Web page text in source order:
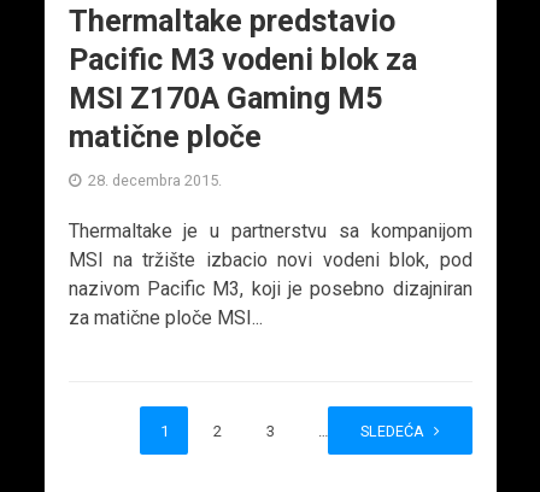
Thermaltake predstavio
Pacific M3 vodeni blok za
MSI Z170A Gaming M5
matične ploče
28. decembra 2015.
Thermaltake je u partnerstvu sa kompanijom
MSI na tržište izbacio novi vodeni blok, pod
nazivom Pacific M3, koji je posebno dizajniran
za matične ploče MSI...
1 2 3 5
SLEDEĆA